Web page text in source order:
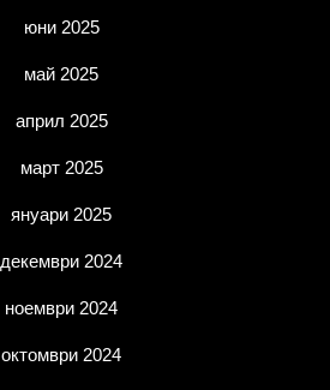
юни 2025
май 2025
април 2025
март 2025
януари 2025
декември 2024
ноември 2024
октомври 2024